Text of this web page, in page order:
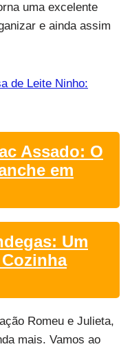
uma excelente
e ainda assim
de Leite Ninho:
Assado: O
em
Um
Romeu e Julieta,
mais. Vamos ao